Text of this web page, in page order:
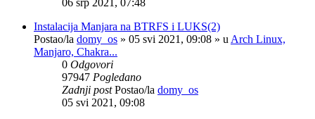
Instalacija Manjara na BTRFS i LUKS(2)
Postao/la domy_os » 05 svi 2021, 09:08 » u Arch Linux,
Manjaro, Chakra...
0 Odgovori
97947 Pogledano
Zadnji postPostao/la domy_os
05 svi 2021, 09:08